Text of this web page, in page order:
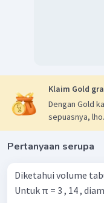
Klaim Gold
Dengan Gold
sepuasnya, lho.
Pertanyaan serupa
Diketahui volume
Untuk π = 3 , 14 ,